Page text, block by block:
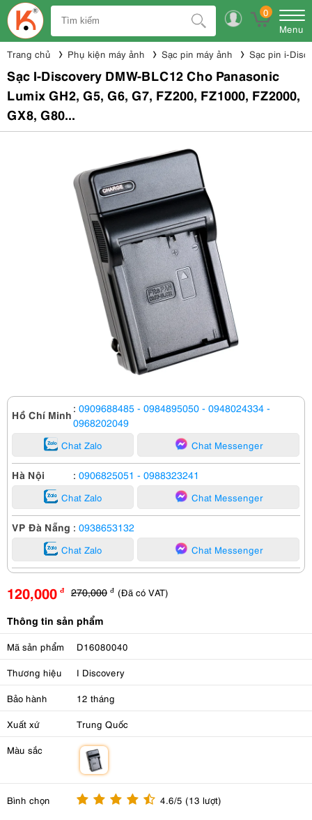
0
Menu
Trang chủ Phụ kiện máy ảnh Sạc pin máy ảnh Sạc pin i-
Sạc I-Discovery DMW-BLC12 Cho Panasonic
Lumix GH2, G5, G6, G7, FZ200, FZ1000, FZ2000,
GX8, G80...
Hồ Chí Minh : 0909688485 - 0984895050 - 0948024334 -
0968202049
Chat Zalo Chat Messenger
Hà Nội : 0906825051 - 0988323241
Chat Zalo Chat Messenger
VP Đà Nẵng : 0938653132
Chat Zalo Chat Messenger
120,000 đ 270,000 đ (Đã có VAT)
Thông tin sản phẩm
Mã sản phẩm D16080040
Thương hiệu I Discovery
Bảo hành 12 tháng
Xuất xứ Trung Quốc
Màu sắc
Bình chọn 4.6/5 (13 lượt)